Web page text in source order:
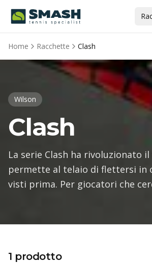
Home Racchette Clash
Wilson
Clash
La serie Clash ha rivoluzionato
permette al telaio di flettersi in
visti prima. Per giocatori che
1 prodotto